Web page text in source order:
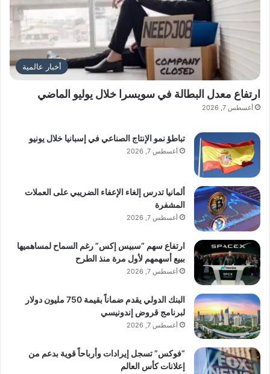
أخبار عالمية
ارتفاع معدل البطالة في سويسرا خلال يوليو الماضي
أغسطس 7, 2026
تباطؤ نمو الإنتاج الصناعي في إسبانيا خلال يونيو
أغسطس 7, 2026
ألمانيا تدرس إلغاء الإعفاء الضريبي على العملات
المشفرة
أغسطس 7, 2026
ارتفاع سهم “سبيس إكس” رغم السماح لمساهميها
ببيع أسهمهم لأول مرة منذ الطرح
أغسطس 7, 2026
البنك الدولي يقدم ضماناً بقيمة 750 مليون دولار
لبرنامج قروض إندونيسي
أغسطس 7, 2026
“فوكس” تسجل إيرادات وأرباحاً قوية بدعم من
إعلانات كأس العالم